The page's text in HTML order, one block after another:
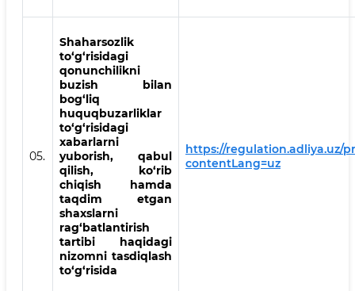
05.
Shaharsozlik
to‘g‘risidagi
qonunchilikni
buzish bilan
bog‘liq
huquqbuzarliklar
to‘g‘risidagi
xabarlarni
yuborish, qabul
qilish, ko‘rib
chiqish hamda
taqdim etgan
shaxslarni
rag‘batlantirish
tartibi haqidagi
nizomni tasdiqlash
to‘g‘risida
https://regulation.adliya.uz/
contentLang=uz